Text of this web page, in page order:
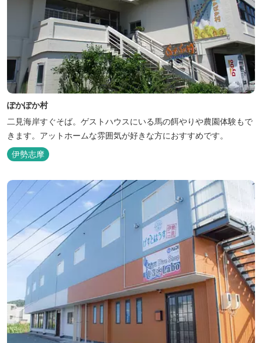
ぽかぽか村
二見海岸すぐそば。ゲストハウスにいる馬の餌やりや農園体験もで
きます。アットホームな雰囲気が好きな方におすすめです。
伊勢志摩